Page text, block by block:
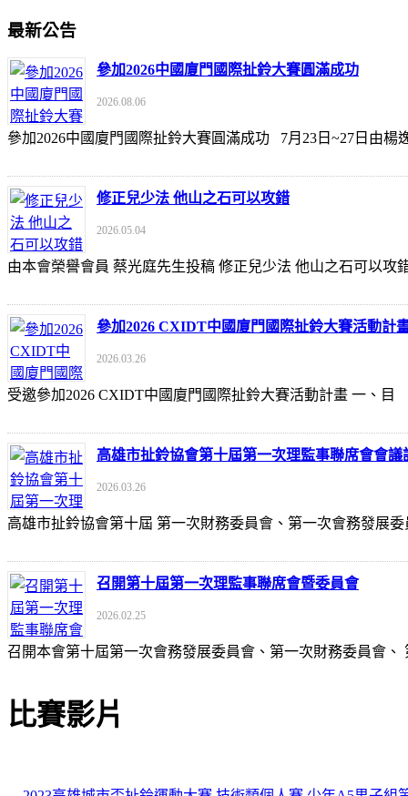
最新公告
參加2026中國廈門國際扯鈴大賽圓滿成功
2026.08.06
參加2026中國廈門國際扯鈴大賽圓滿成功 7月23日~27日由
修正兒少法 他山之石可以攻錯
2026.05.04
由本會榮譽會員 蔡光庭先生投稿 修正兒少法 他山之石可以攻
參加2026 CXIDT中國廈門國際扯鈴大賽活動計
2026.03.26
受邀參加2026 CXIDT中國廈門國際扯鈴大賽活動計畫 一、
高雄市扯鈴協會第十屆第一次理監事聯席會會議
2026.03.26
高雄市扯鈴協會第十屆 第一次財務委員會、第一次會務發展
召開第十屆第一次理監事聯席會暨委員會
2026.02.25
召開本會第十屆第一次會務發展委員會、第一次財務委員會
比賽影片